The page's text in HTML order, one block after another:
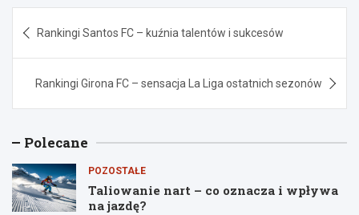
wpisu
Rankingi Santos FC – kuźnia talentów i sukcesów
Rankingi Girona FC – sensacja La Liga ostatnich sezonów
Polecane
POZOSTAŁE
Taliowanie nart – co oznacza i wpływa
na jazdę?